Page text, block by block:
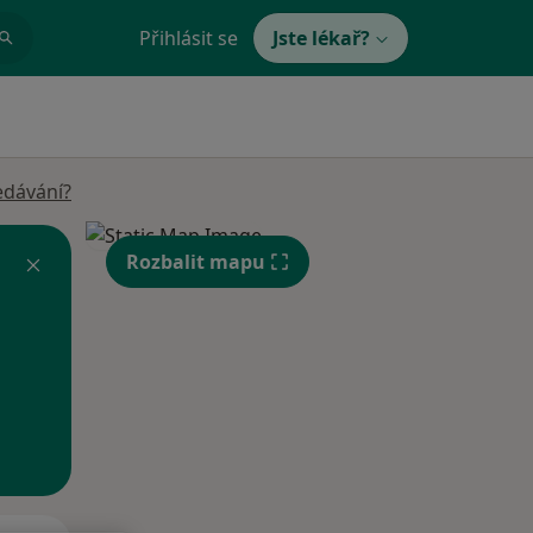
Přihlásit se Jste lékař?
Rozbalit mapu